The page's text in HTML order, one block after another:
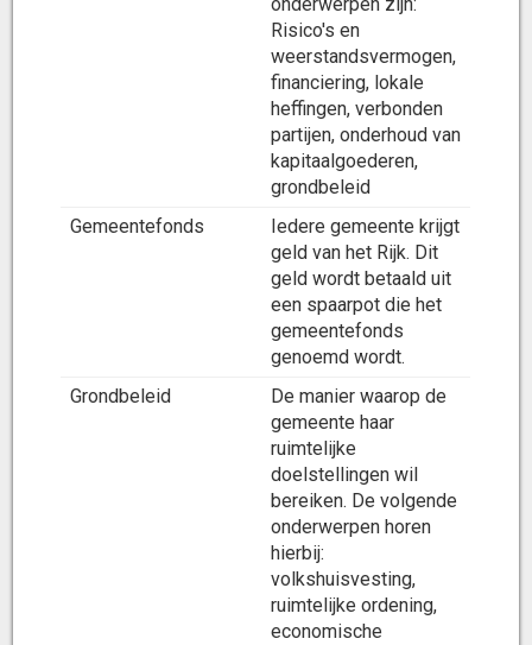
Risico's en
weerstandsvermogen,
financiering, lokale
heffingen, verbonden
partijen, onderhoud van
kapitaalgoederen,
grondbeleid
Gemeentefonds
Iedere gemeente krijgt
geld van het Rijk. Dit
geld wordt betaald uit
een spaarpot die het
gemeentefonds
genoemd wordt.
Grondbeleid
De manier waarop de
gemeente haar
ruimtelijke
doelstellingen wil
bereiken. De volgende
onderwerpen horen
hierbij:
volkshuisvesting,
ruimtelijke ordening,
economische